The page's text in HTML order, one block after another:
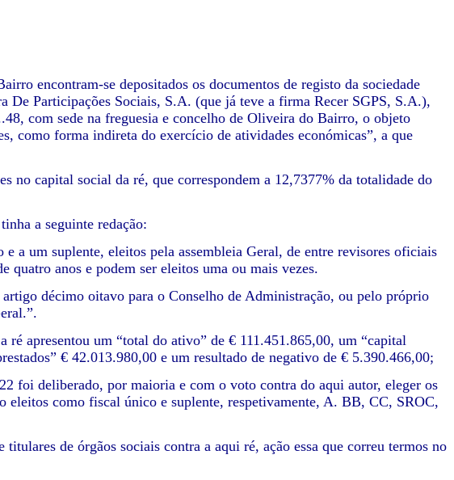
encontram-se depositados os documentos de registo da sociedade
Participações Sociais, S.A. (que já teve a firma Recer SGPS, S.A.),
com sede na freguesia e concelho de Oliveira do Bairro, o objeto
como forma indireta do exercício de atividades económicas”, a que
no capital social da ré, que correspondem a 12,7377% da totalidade do
a seguinte redação:
a um suplente, eleitos pela assembleia Geral, de entre revisores oficiais
quatro anos e podem ser eleitos uma ou mais vezes.
décimo oitavo para o Conselho de Administração, ou pelo próprio
ré apresentou um “total do ativo” de € 111.451.865,00, um “capital
€ 42.013.980,00 e um resultado de negativo de € 5.390.466,00;
foi deliberado, por maioria e com o voto contra do aqui autor, eleger os
eleitos como fiscal único e suplente, respetivamente, A. BB, CC, SROC,
de órgãos sociais contra a aqui ré, ação essa que correu termos no